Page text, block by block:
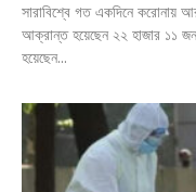
সারাবিশ্বে গত একদিনে করোনায়
আক্রান্ত হয়েছেন ২২ হাজার ১১
হয়েছেন...